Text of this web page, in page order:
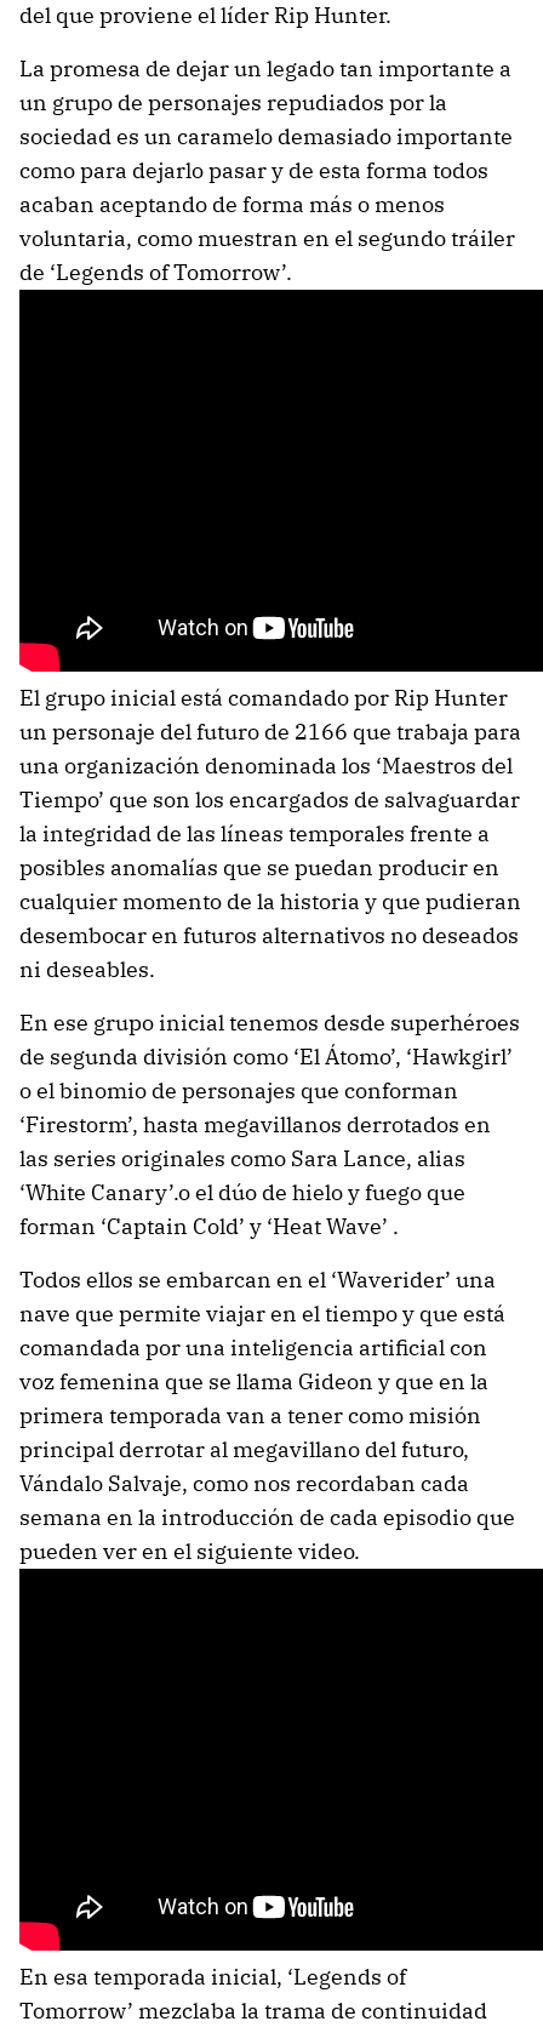
del que proviene el líder Rip Hunter.
La promesa de dejar un legado tan importante a
un grupo de personajes repudiados por la
sociedad es un caramelo demasiado importante
como para dejarlo pasar y de esta forma todos
acaban aceptando de forma más o menos
voluntaria, como muestran en el segundo tráiler
de ‘Legends of Tomorrow’.
El grupo inicial está comandado por Rip Hunter
un personaje del futuro de 2166 que trabaja para
una organización denominada los ‘Maestros del
Tiempo’ que son los encargados de salvaguardar
la integridad de las líneas temporales frente a
posibles anomalías que se puedan producir en
cualquier momento de la historia y que pudieran
desembocar en futuros alternativos no deseados
ni deseables.
En ese grupo inicial tenemos desde superhéroes
de segunda división como ‘El Átomo’, ‘Hawkgirl’
o el binomio de personajes que conforman
‘Firestorm’, hasta megavillanos derrotados en
las series originales como Sara Lance, alias
‘White Canary’.o el dúo de hielo y fuego que
forman ‘Captain Cold’ y ‘Heat Wave’ .
Todos ellos se embarcan en el ‘Waverider’ una
nave que permite viajar en el tiempo y que está
comandada por una inteligencia artificial con
voz femenina que se llama Gideon y que en la
primera temporada van a tener como misión
principal derrotar al megavillano del futuro,
Vándalo Salvaje, como nos recordaban cada
semana en la introducción de cada episodio que
pueden ver en el siguiente video.
En esa temporada inicial, ‘Legends of
Tomorrow’ mezclaba la trama de continuidad